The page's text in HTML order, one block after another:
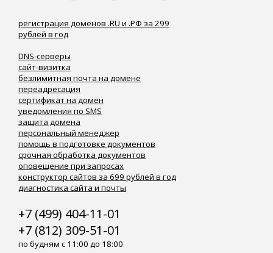
регистрация доменов .RU и .РФ за 299
рублей в год
DNS-серверы
сайт-визитка
безлимитная почта на домене
переадресация
сертификат на домен
уведомления по SMS
защита домена
персональный менеджер
помощь в подготовке документов
срочная обработка документов
оповещение при запросах
конструктор сайтов за 699 рублей в год
диагностика сайта и почты
+7 (499) 404-11-01
+7 (812) 309-51-01
по будням с 11:00 до 18:00